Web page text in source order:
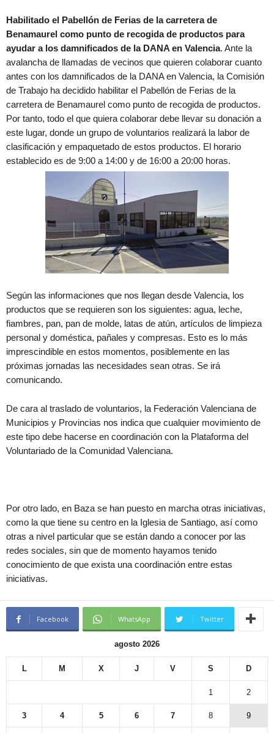
Habilitado el Pabellón de Ferias de la carretera de
Benamaurel como punto de recogida de productos para
ayudar a los damnificados de la DANA en Valencia. Ante la
avalancha de llamadas de vecinos que quieren colaborar cuanto
antes con los damnificados de la DANA en Valencia, la Comisión
de Trabajo ha decidido habilitar el Pabellón de Ferias de la
carretera de Benamaurel como punto de recogida de productos.
Por tanto, todo el que quiera colaborar debe llevar su donación a
este lugar, donde un grupo de voluntarios realizará la labor de
clasificación y empaquetado de estos productos. El horario
establecido es de 9:00 a 14:00 y de 16:00 a 20:00 horas.
Según las informaciones que nos llegan desde Valencia, los
productos que se requieren son los siguientes: agua, leche,
fiambres, pan, pan de molde, latas de atún, artículos de limpieza
personal y doméstica, pañales y compresas. Esto es lo más
imprescindible en estos momentos, posiblemente en las
próximas jornadas las necesidades sean otras. Se irá
comunicando.
De cara al traslado de voluntarios, la Federación Valenciana de
Municipios y Provincias nos indica que cualquier movimiento de
este tipo debe hacerse en coordinación con la Plataforma del
Voluntariado de la Comunidad Valenciana.
Por otro lado, en Baza se han puesto en marcha otras iniciativas,
como la que tiene su centro en la Iglesia de Santiago, así como
otras a nivel particular que se están dando a conocer por las
redes sociales, sin que de momento hayamos tenido
conocimiento de que exista una coordinación entre estas
iniciativas.
Facebook WhatsApp Twitter
agosto 2026
L M X J V S D
1 2
3 4 5 6 7 8 9